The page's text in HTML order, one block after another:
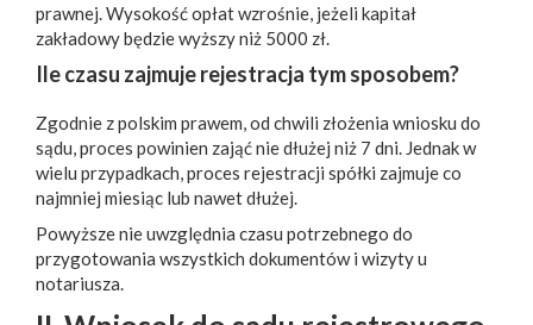
prawnej. Wysokość opłat wzrośnie, jeżeli kapitał
zakładowy będzie wyższy niż 5000 zł.
Ile czasu zajmuje rejestracja tym sposobem?
Zgodnie z polskim prawem, od chwili złożenia wniosku do
sądu, proces powinien zająć nie dłużej niż 7 dni. Jednak w
wielu przypadkach, proces rejestracji spółki zajmuje co
najmniej miesiąc lub nawet dłużej.
Powyższe nie uwzględnia czasu potrzebnego do
przygotowania wszystkich dokumentów i wizyty u
notariusza.